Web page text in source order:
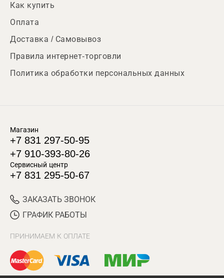
Как купить
Оплата
Доставка / Самовывоз
Правила интернет-торговли
Политика обработки персональных данных
Магазин
+7 831 297-50-95
+7 910-393-80-26
Сервисный центр
+7 831 295-50-67
ЗАКАЗАТЬ ЗВОНОК
ГРАФИК РАБОТЫ
ПРИНИМАЕМ К ОПЛАТЕ